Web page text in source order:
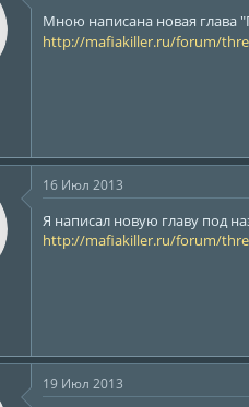
и
и
Мною написана новая глава
http://mafiakiller.ru/forum/
16 Июл 2013
Я написал новую главу под
http://mafiakiller.ru/forum/
19 Июл 2013